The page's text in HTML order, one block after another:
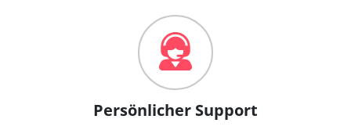
Persönlicher Support